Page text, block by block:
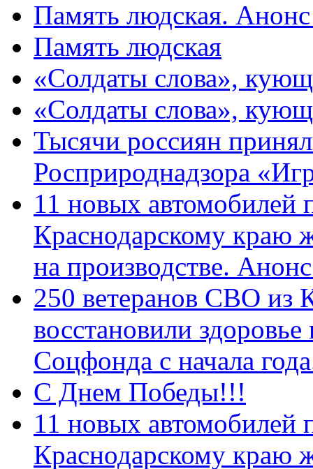
Память людская.
Память людская
«Солдаты слова»,
«Солдаты слова»,
Тысячи россиян
Росприроднадзора
11 новых автомобилей
Краснодарскому краю
на производстве.
250 ветеранов СВО из
восстановили
Соцфонда с начала
С Днем Победы!!!
11 новых автомобилей
Краснодарскому краю